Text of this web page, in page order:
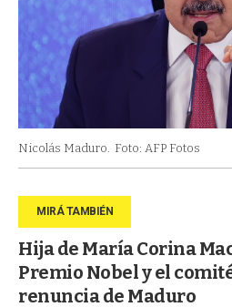
Nicolás Maduro. Foto: AFP Fotos
Hija de María Corina
Premio Nobel y el
renuncia de Maduro